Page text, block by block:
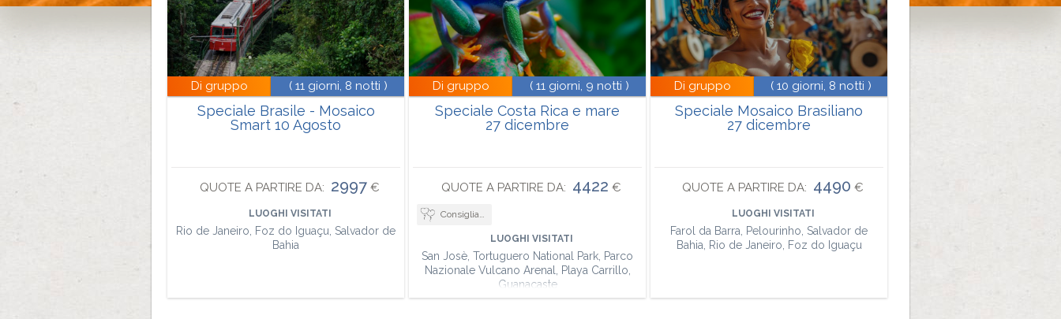
Di gruppo ( 11 giorni, 8 notti )
Speciale Brasile - Mosaico
Smart 10 Agosto
QUOTE A PARTIRE DA: 2997 €
LUOGHI VISITATI
Rio de Janeiro, Foz do Iguaçu, Salvador de
Bahia
Di gruppo ( 11 giorni, 9 notti )
Speciale Costa Rica e mare
27 dicembre
QUOTE A PARTIRE DA: 4422 €
Consigliato per viaggi di nozze
LUOGHI VISITATI
San Josè, Tortuguero National Park, Parco
Nazionale Vulcano Arenal, Playa Carrillo,
Guanacaste
Di gruppo ( 10 giorni, 8 notti )
Speciale Mosaico Brasiliano
27 dicembre
QUOTE A PARTIRE DA: 4490 €
LUOGHI VISITATI
Farol da Barra, Pelourinho, Salvador de
Bahia, Rio de Janeiro, Foz do Iguaçu